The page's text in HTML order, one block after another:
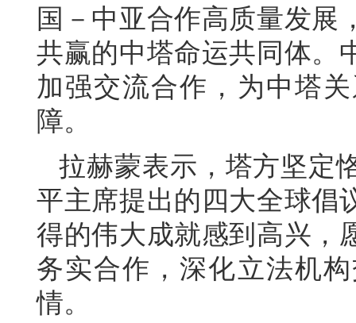
国－中亚合作高质量发展
共赢的中塔命运共同体。
加强交流合作，为中塔
障。
拉赫蒙表示，塔方坚定
平主席提出的四大全球倡
得的伟大成就感到高兴，
务实合作，深化立法机
情。